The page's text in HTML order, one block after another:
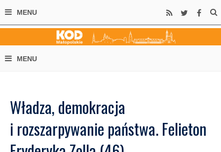
Władza, demokracja
i rozszarpywanie państwa. Felieton